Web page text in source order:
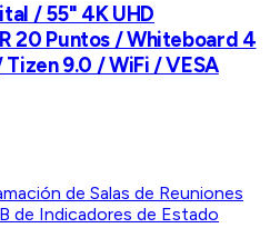
/ 55" 4K UHD
20 Puntos / Whiteboard 4
9.0 / WiFi / VESA